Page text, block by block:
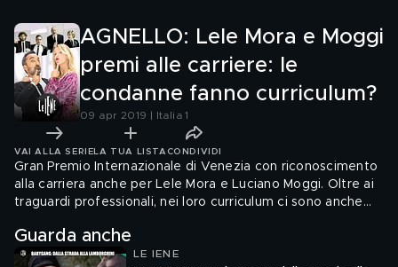
AGNELLO: Lele Mora e Moggi
premi alle carriere: le
condanne fanno curriculum?
09 apr 2019 | Italia 1
VAI ALLA SERIE LA TUA LISTA CONDIVIDI
Gran Premio Internazionale di Venezia con riconoscimento
alla carriera anche per Lele Mora e Luciano Moggi. Oltre ai
traguardi professionali, nei loro curriculum ci sono anche
Guarda anche
LE IENE